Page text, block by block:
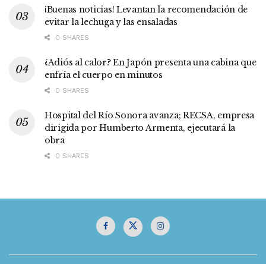
¡Buenas noticias! Levantan la recomendación de
evitar la lechuga y las ensaladas
0 SHARES
¿Adiós al calor? En Japón presenta una cabina que
enfría el cuerpo en minutos
0 SHARES
Hospital del Río Sonora avanza; RECSA, empresa
dirigida por Humberto Armenta, ejecutará la
obra
0 SHARES